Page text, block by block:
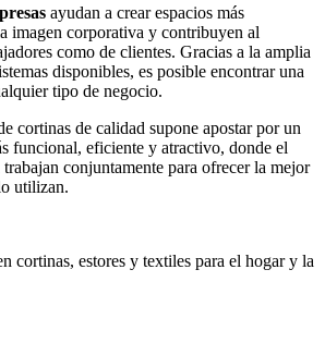
ayudan a crear espacios más
imagen corporativa y contribuyen al
como de clientes. Gracias a la amplia
disponibles, es posible encontrar una
tipo de negocio.
cortinas de calidad supone apostar por un
funcional, eficiente y atractivo, donde el
conjuntamente para ofrecer la mejor
utilizan.
cortinas, estores y textiles para el hogar y la